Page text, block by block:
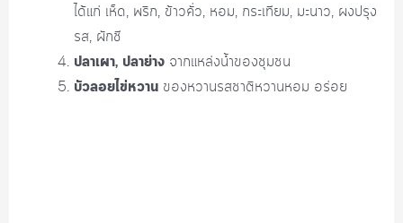
ได้แก่ เห็ด, พริก, ข้าวคั่ว, หอม, กระเทียม, มะนาว, ผงปรุง
รส, ผักชี
ปลาเผา, ปลาย่างจากแหล่งน้ำของชุมชน
บัวลอยไข่หวานของหวานรสชาติหวานหอม อร่อย